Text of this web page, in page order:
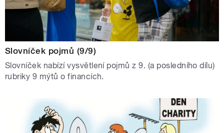
Slovníček pojmů (9/9)
Slovníček nabízí vysvětlení pojmů z 9. (a posledního dílu)
rubriky 9 mýtů o financích.